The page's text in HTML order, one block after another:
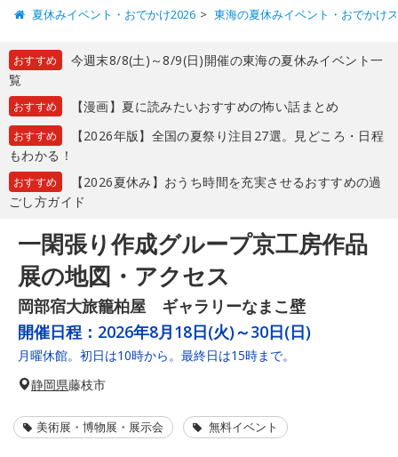
夏休みイベント・おでかけ2026 東海の夏休みイベント・おでかけ
おすすめ
今週末8/8(土)～8/9(日)開催の東海の夏休みイベント一
覧
おすすめ 【漫画】夏に読みたいおすすめの怖い話まとめ
おすすめ
【2026年版】全国の夏祭り注目27選。見どころ・日程
もわかる！
おすすめ
【2026夏休み】おうち時間を充実させるおすすめの過
ごし方ガイド
一閑張り作成グループ京工房作品
展の地図・アクセス
岡部宿大旅籠柏屋 ギャラリーなまこ壁
開催日程： 2026年8月18日(火)～30日(日)
月曜休館。初日は10時から。最終日は15時まで。
静岡県藤枝市
美術展・博物展・展示会 無料イベント